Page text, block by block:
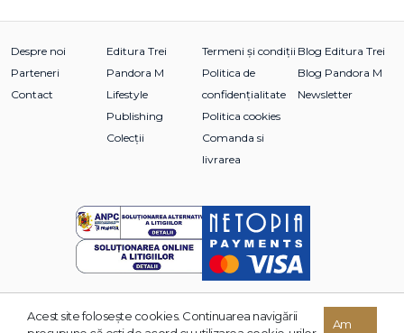
Despre noi
Parteneri
Contact
Editura Trei
Pandora M
Lifestyle
Publishing
Colecții
Termeni și condiții
Politica de
confidențialitate
Politica cookies
Comanda si
livrarea
Blog Editura Trei
Blog Pandora M
Newsletter
© 2026 Grupul Editorial TREI. Toate drepturile rezervate.
Acest site foloseşte cookies. Continuarea navigării
Am